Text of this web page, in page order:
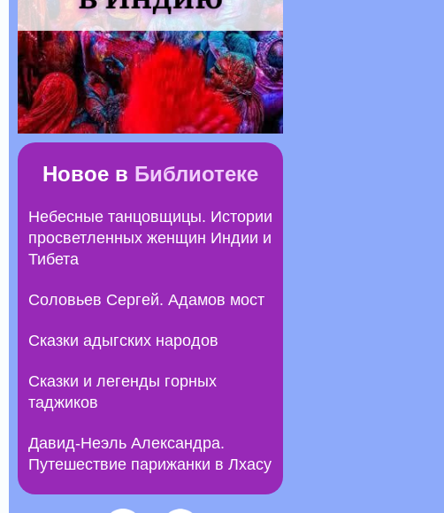
Новое в Библиотеке
Небесные танцовщицы. Истории
просветленных женщин Индии и
Тибета
Соловьев Сергей. Адамов мост
Сказки адыгских народов
Сказки и легенды горных
таджиков
Давид-Неэль Александра.
Путешествие парижанки в Лхасу